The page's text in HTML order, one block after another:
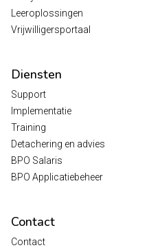
Leeroplossingen
Vrijwilligersportaal
Diensten
Support
Implementatie
Training
Detachering en advies
BPO Salaris
BPO Applicatiebeheer
Contact
Contact